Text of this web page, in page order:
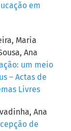
em
Maria
Ana
um meio
– Actas de
Livres
Ana
de